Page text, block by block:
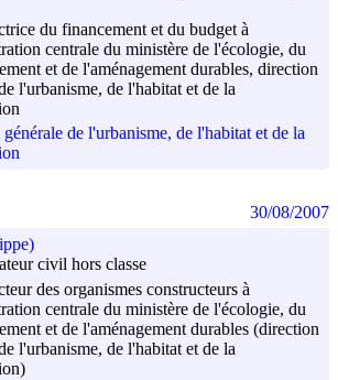
du financement et du budget à
centrale du ministère de l'écologie, du
et de l'aménagement durables, direction
l'urbanisme, de l'habitat et de la
de l'urbanisme, de l'habitat et de la
civil hors classe
des organismes constructeurs à
centrale du ministère de l'écologie, du
et de l'aménagement durables (direction
l'urbanisme, de l'habitat et de la
30/08/2007